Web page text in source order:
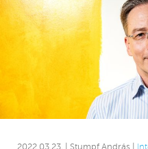
2022.03.23. | Stumpf András |